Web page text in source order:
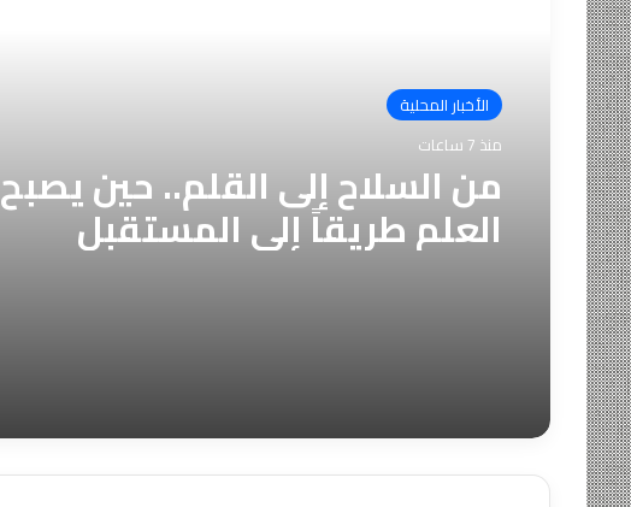
الأخبار المحلية
منذ 7 ساعات
من السلاح إلى القلم.. حين يصبح
العلم طريقاً إلى المستقبل